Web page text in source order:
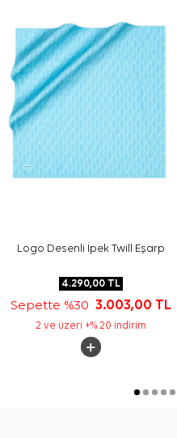
Yıkama ve bakım için ürün
izleyiniz. İpek ve hassas
ihtiyaç duyduğunuzdaAker
edebilirsiniz.
Sıkça Sorulan Sorular
Siyah İpek Kare Yaprak
Bu ürün ipek eşarp mı?
Deseninde hangi renkler
Bu Cacharel eşarp nasıl
Logo Desenli İpek Twill Eşarp
4.290,00TL
Sepette %30 3.003,00 TL
2 ve üzeri +% 20 indirim